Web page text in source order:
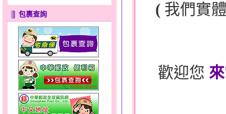
包裹查詢 ( 我們實
歡迎您